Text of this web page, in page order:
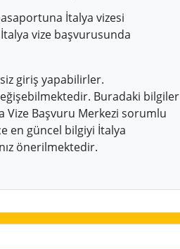
İtalya vizesi
vize başvurusunda
giriş yapabilirler.
Buradaki bilgiler
Vize Başvuru Merkezi sorumlu
en güncel bilgiyi İtalya
önerilmektedir.